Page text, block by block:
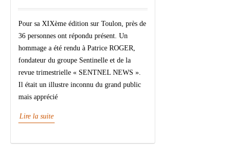
Pour sa XIXème édition sur Toulon, près de
36 personnes ont répondu présent. Un
hommage a été rendu à Patrice ROGER,
fondateur du groupe Sentinelle et de la
revue trimestrielle « SENTNEL NEWS ».
Il était un illustre inconnu du grand public
mais apprécié
Lire la suite